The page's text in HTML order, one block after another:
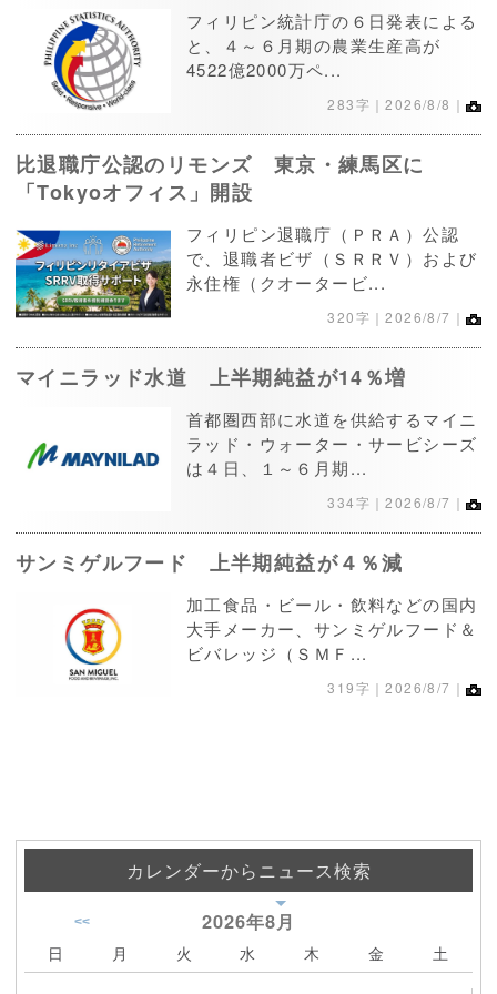
フィリピン統計庁の６日発表による
と、４～６月期の農業生産高が
4522億2000万ペ...
283字｜2026/8/8｜
比退職庁公認のリモンズ 東京・練馬区に
「Tokyoオフィス」開設
フィリピン退職庁（ＰＲＡ）公認
で、退職者ビザ（ＳＲＲＶ）および
永住権（クオータービ...
320字｜2026/8/7｜
マイニラッド水道 上半期純益が14％増
首都圏西部に水道を供給するマイニ
ラッド・ウォーター・サービシーズ
は４日、１～６月期...
334字｜2026/8/7｜
サンミゲルフード 上半期純益が４％減
加工食品・ビール・飲料などの国内
大手メーカー、サンミゲルフード＆
ビバレッジ（ＳＭＦ...
319字｜2026/8/7｜
カレンダーからニュース検索
2026年8月
<<
日 月 火 水 木 金 土